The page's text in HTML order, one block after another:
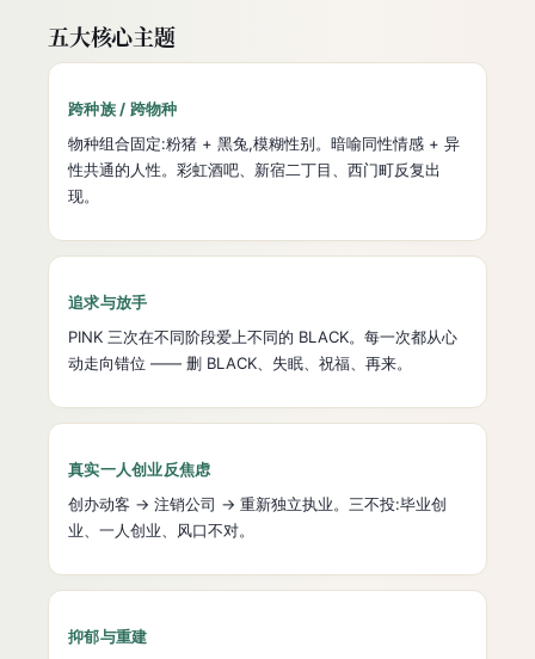
五大核心主题
跨种族 / 跨物种
物种组合固定:粉猪 + 黑兔,模糊性别。暗喻同性情感 + 异
性共通的人性。彩虹酒吧、新宿二丁目、西门町反复出
现。
追求与放手
PINK 三次在不同阶段爱上不同的 BLACK。每一次都从心
动走向错位 —— 删 BLACK、失眠、祝福、再来。
真实一人创业反焦虑
创办动客 → 注销公司 → 重新独立执业。三不投:毕业创
业、一人创业、风口不对。
抑郁与重建